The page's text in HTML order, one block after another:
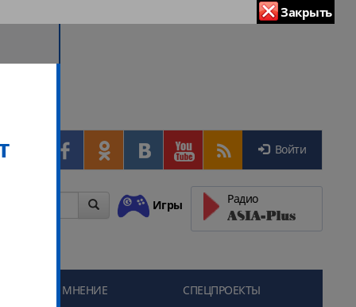
Закрыть
Войти
Игры Радио
МНЕНИЕ СПЕЦПРОЕКТЫ